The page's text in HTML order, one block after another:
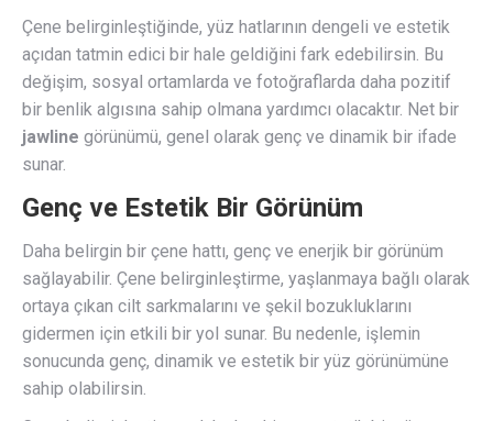
Çene belirginleştiğinde, yüz hatlarının dengeli ve estetik
açıdan tatmin edici bir hale geldiğini fark edebilirsin. Bu
değişim, sosyal ortamlarda ve fotoğraflarda daha pozitif
bir benlik algısına sahip olmana yardımcı olacaktır. Net bir
jawline görünümü, genel olarak genç ve dinamik bir ifade
sunar.
Genç ve Estetik Bir Görünüm
Daha belirgin bir çene hattı, genç ve enerjik bir görünüm
sağlayabilir. Çene belirginleştirme, yaşlanmaya bağlı olarak
ortaya çıkan cilt sarkmalarını ve şekil bozukluklarını
gidermen için etkili bir yol sunar. Bu nedenle, işlemin
sonucunda genç, dinamik ve estetik bir yüz görünümüne
sahip olabilirsin.